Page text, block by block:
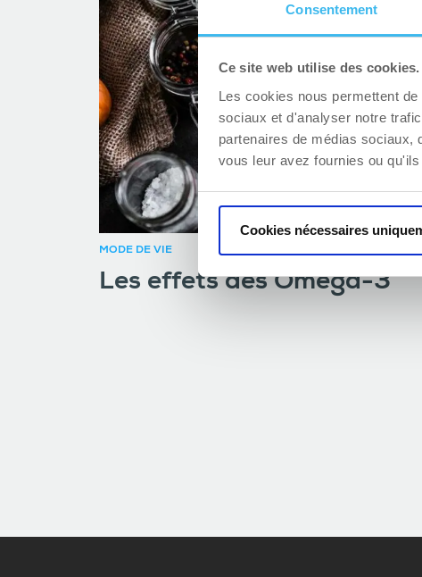
Consentement
Ce site web utilise des cookies.
Les cookies nous permettent
sociaux et d'analyser notre
partenaires de médias sociaux,
vous leur avez fournies ou
Cookies nécessaires
MODE DE VIE
Les effets des Oméga-3